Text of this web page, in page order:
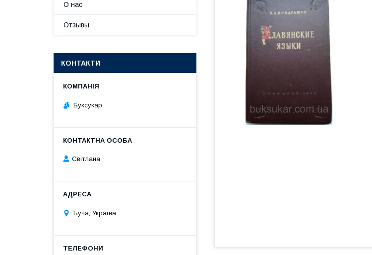
О нас
Отзывы
КОНТАКТИ
Буксукар
Світлана
Буча, Україна